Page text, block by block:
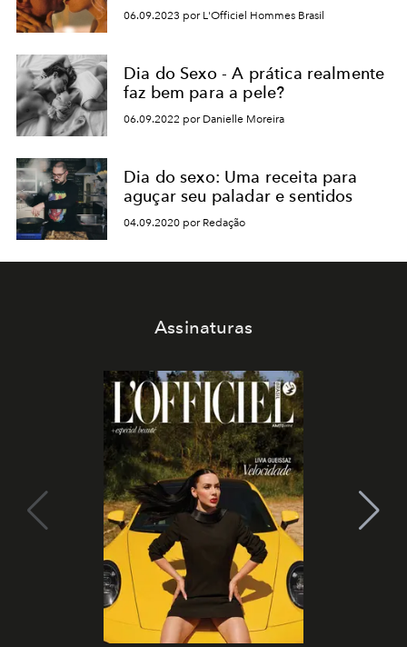
06.09.2023 por L'Officiel Hommes Brasil
Dia do Sexo - A prática realmente
faz bem para a pele?
06.09.2022 por Danielle Moreira
Dia do sexo: Uma receita para
aguçar seu paladar e sentidos
04.09.2020 por Redação
Assinaturas